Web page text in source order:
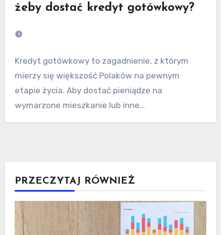
żeby dostać kredyt gotówkowy?
Kredyt gotówkowy to zagadnienie, z którym
mierzy się większość Polaków na pewnym
etapie życia. Aby dostać pieniądze na
wymarzone mieszkanie lub inne…
PRZECZYTAJ RÓWNIEŻ